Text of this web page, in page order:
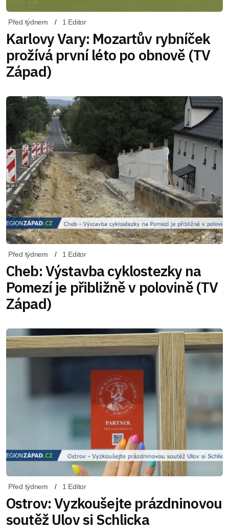
Před týdnem 1 Editor
Karlovy Vary: Mozartův rybníček
prožívá první léto po obnově (TV
Západ)
Před týdnem 1 Editor
Cheb: Výstavba cyklostezky na
Pomezí je přibližně v polovině (TV
Západ)
Před týdnem 1 Editor
Ostrov: Vyzkoušejte prázdninovou
soutěž Ulov si Schlicka